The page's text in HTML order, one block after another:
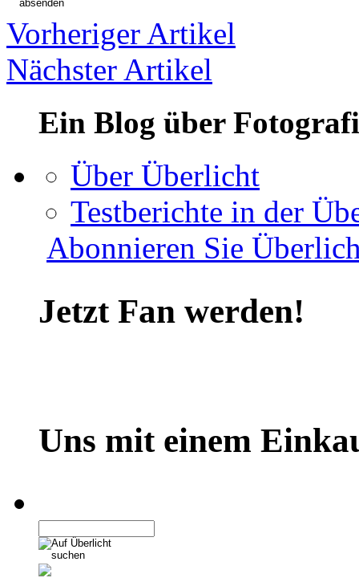
Vorheriger Artikel
Nächster Artikel
Ein Blog über
Über Überlicht
Testberichte in der
Abonnieren Sie
Jetzt Fan werden!
Uns mit einem